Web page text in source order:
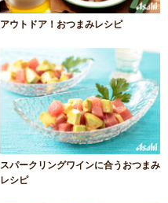
アウトドア！おつまみレシピ
スパークリングワインに合うおつまみ
レシピ